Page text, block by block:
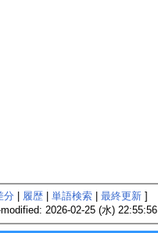
分 履歴| 単語検索| 最終更新]
2026-02-25 (水) 22:55:56